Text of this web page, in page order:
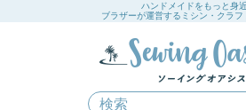
ハンドメイドをもっと身
ブラザーが運営するミシン・クラフ